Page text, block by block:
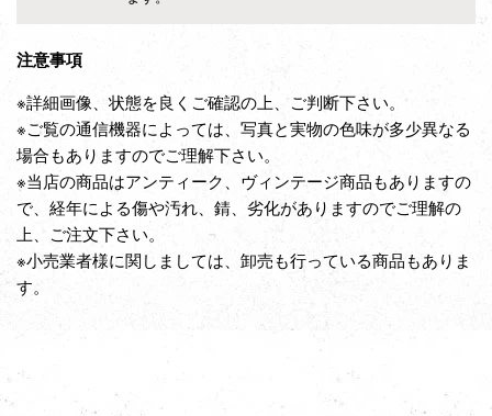
注意事項
※詳細画像、状態を良くご確認の上、ご判断下さい。
※ご覧の通信機器によっては、写真と実物の色味が多少異なる
場合もありますのでご理解下さい。
※当店の商品はアンティーク、ヴィンテージ商品もありますの
で、経年による傷や汚れ、錆、劣化がありますのでご理解の
上、ご注文下さい。
※小売業者様に関しましては、卸売も行っている商品もありま
す。